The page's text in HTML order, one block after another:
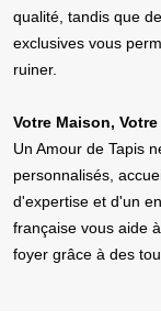
qualité, tandis que
exclusives vous
ruiner.
Votre Maison,
Un Amour de Tapis
personnalisés,
d'expertise et d'un
française vous aide
foyer grâce à des